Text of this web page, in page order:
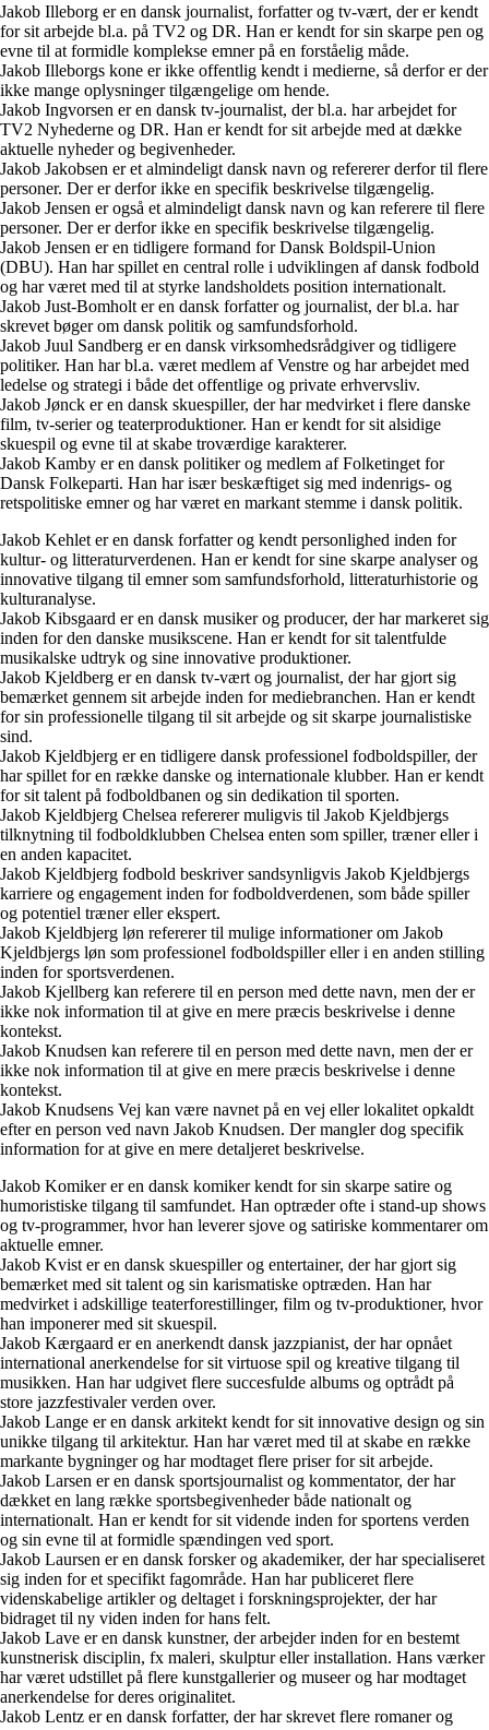
Jakob Illeborg er en dansk journalist, forfatter og tv-vært, der er kendt
for sit arbejde bl.a. på TV2 og DR. Han er kendt for sin skarpe pen og
evne til at formidle komplekse emner på en forståelig måde.
Jakob Illeborgs kone er ikke offentlig kendt i medierne, så derfor er der
ikke mange oplysninger tilgængelige om hende.
Jakob Ingvorsen er en dansk tv-journalist, der bl.a. har arbejdet for
TV2 Nyhederne og DR. Han er kendt for sit arbejde med at dække
aktuelle nyheder og begivenheder.
Jakob Jakobsen er et almindeligt dansk navn og refererer derfor til flere
personer. Der er derfor ikke en specifik beskrivelse tilgængelig.
Jakob Jensen er også et almindeligt dansk navn og kan referere til flere
personer. Der er derfor ikke en specifik beskrivelse tilgængelig.
Jakob Jensen er en tidligere formand for Dansk Boldspil-Union
(DBU). Han har spillet en central rolle i udviklingen af dansk fodbold
og har været med til at styrke landsholdets position internationalt.
Jakob Just-Bomholt er en dansk forfatter og journalist, der bl.a. har
skrevet bøger om dansk politik og samfundsforhold.
Jakob Juul Sandberg er en dansk virksomhedsrådgiver og tidligere
politiker. Han har bl.a. været medlem af Venstre og har arbejdet med
ledelse og strategi i både det offentlige og private erhvervsliv.
Jakob Jønck er en dansk skuespiller, der har medvirket i flere danske
film, tv-serier og teaterproduktioner. Han er kendt for sit alsidige
skuespil og evne til at skabe troværdige karakterer.
Jakob Kamby er en dansk politiker og medlem af Folketinget for
Dansk Folkeparti. Han har især beskæftiget sig med indenrigs- og
retspolitiske emner og har været en markant stemme i dansk politik.
Jakob Kehlet er en dansk forfatter og kendt personlighed inden for
kultur- og litteraturverdenen. Han er kendt for sine skarpe analyser og
innovative tilgang til emner som samfundsforhold, litteraturhistorie og
kulturanalyse.
Jakob Kibsgaard er en dansk musiker og producer, der har markeret sig
inden for den danske musikscene. Han er kendt for sit talentfulde
musikalske udtryk og sine innovative produktioner.
Jakob Kjeldberg er en dansk tv-vært og journalist, der har gjort sig
bemærket gennem sit arbejde inden for mediebranchen. Han er kendt
for sin professionelle tilgang til sit arbejde og sit skarpe journalistiske
sind.
Jakob Kjeldbjerg er en tidligere dansk professionel fodboldspiller, der
har spillet for en række danske og internationale klubber. Han er kendt
for sit talent på fodboldbanen og sin dedikation til sporten.
Jakob Kjeldbjerg Chelsea refererer muligvis til Jakob Kjeldbjergs
tilknytning til fodboldklubben Chelsea enten som spiller, træner eller i
en anden kapacitet.
Jakob Kjeldbjerg fodbold beskriver sandsynligvis Jakob Kjeldbjergs
karriere og engagement inden for fodboldverdenen, som både spiller
og potentiel træner eller ekspert.
Jakob Kjeldbjerg løn refererer til mulige informationer om Jakob
Kjeldbjergs løn som professionel fodboldspiller eller i en anden stilling
inden for sportsverdenen.
Jakob Kjellberg kan referere til en person med dette navn, men der er
ikke nok information til at give en mere præcis beskrivelse i denne
kontekst.
Jakob Knudsen kan referere til en person med dette navn, men der er
ikke nok information til at give en mere præcis beskrivelse i denne
kontekst.
Jakob Knudsens Vej kan være navnet på en vej eller lokalitet opkaldt
efter en person ved navn Jakob Knudsen. Der mangler dog specifik
information for at give en mere detaljeret beskrivelse.
Jakob Komiker er en dansk komiker kendt for sin skarpe satire og
humoristiske tilgang til samfundet. Han optræder ofte i stand-up shows
og tv-programmer, hvor han leverer sjove og satiriske kommentarer om
aktuelle emner.
Jakob Kvist er en dansk skuespiller og entertainer, der har gjort sig
bemærket med sit talent og sin karismatiske optræden. Han har
medvirket i adskillige teaterforestillinger, film og tv-produktioner, hvor
han imponerer med sit skuespil.
Jakob Kærgaard er en anerkendt dansk jazzpianist, der har opnået
international anerkendelse for sit virtuose spil og kreative tilgang til
musikken. Han har udgivet flere succesfulde albums og optrådt på
store jazzfestivaler verden over.
Jakob Lange er en dansk arkitekt kendt for sit innovative design og sin
unikke tilgang til arkitektur. Han har været med til at skabe en række
markante bygninger og har modtaget flere priser for sit arbejde.
Jakob Larsen er en dansk sportsjournalist og kommentator, der har
dækket en lang række sportsbegivenheder både nationalt og
internationalt. Han er kendt for sit vidende inden for sportens verden
og sin evne til at formidle spændingen ved sport.
Jakob Laursen er en dansk forsker og akademiker, der har specialiseret
sig inden for et specifikt fagområde. Han har publiceret flere
videnskabelige artikler og deltaget i forskningsprojekter, der har
bidraget til ny viden inden for hans felt.
Jakob Lave er en dansk kunstner, der arbejder inden for en bestemt
kunstnerisk disciplin, fx maleri, skulptur eller installation. Hans værker
har været udstillet på flere kunstgallerier og museer og har modtaget
anerkendelse for deres originalitet.
Jakob Lentz er en dansk forfatter, der har skrevet flere romaner og